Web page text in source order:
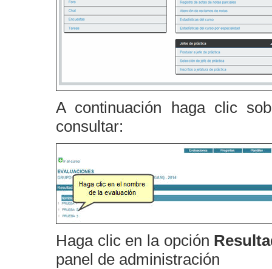
A continuación haga clic
consultar:
Haga clic en la opción
panel de administración